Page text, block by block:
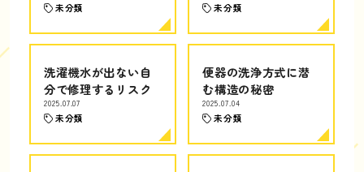
未分類 未分類
洗濯機水が出ない自
分で修理するリスク
2025.07.07
未分類
便器の洗浄方式に潜
む構造の秘密
2025.07.04
未分類